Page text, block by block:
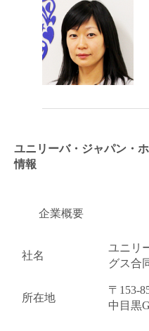
ユニリーバ・ジャパン・
情報
企業概要
社名
ユニリ
グス合
所在地
〒153-
中目黒